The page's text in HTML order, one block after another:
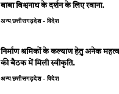
बाबा विश्वनाथ के दर्शन के लिए रवाना.
अन्यछत्तीसगढ़देश - विदेश
निर्माण श्रमिकों के कल्याण हेतु अनेक
की बैठक में मिली स्वीकृति.
अन्यछत्तीसगढ़देश - विदेश